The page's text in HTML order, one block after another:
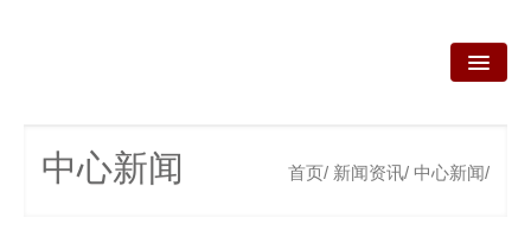
关于我们
中心新闻 首页/ 新闻资讯/ 中心新闻/